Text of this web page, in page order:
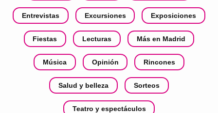
Entrevistas Excursiones Exposiciones
Fiestas Lecturas Más en Madrid
Música Opinión Rincones
Salud y belleza Sorteos
Teatro y espectáculos